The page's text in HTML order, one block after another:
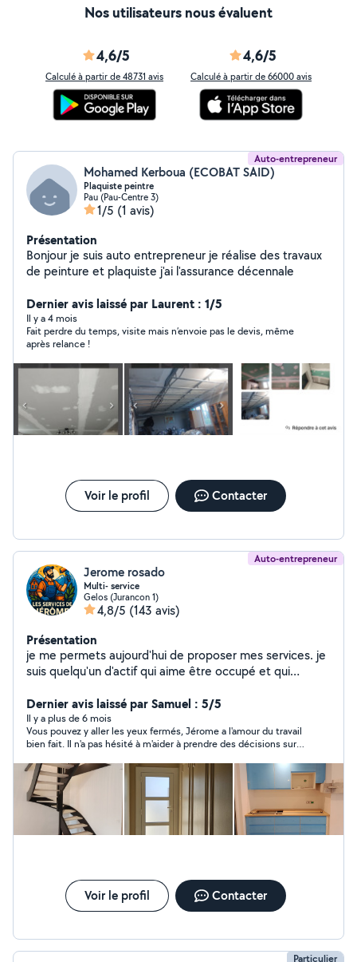
Nos utilisateurs nous évaluent
4,6/5
Calculé à partir de 48731 avis
4,6/5
Calculé à partir de 66000 avis
Auto-entrepreneur
Mohamed Kerboua (ECOBAT SAID)
Plaquiste peintre
Pau (Pau-Centre 3)
1/5 (1 avis)
Présentation
Bonjour je suis auto entrepreneur je réalise des travaux
de peinture et plaquiste j'ai l'assurance décennale
Dernier avis laissé par Laurent : 1/5
Il y a 4 mois
Fait perdre du temps, visite mais n’envoie pas le devis, même
après relance !
Voir le profil Contacter
Auto-entrepreneur
Jerome rosado
Multi- service
Gelos (Jurancon 1)
4,8/5 (143 avis)
Présentation
je me permets aujourd'hui de proposer mes services. je
suis quelqu'un d'actif qui aime être occupé et qui
étant dans le contrôle qualité je suis minutieux et très
professionnel. je propose mes services pour plusieurs
types de travaux : - montage de meuble - peinture,
papier peint, pose de parquet -ménages ( avant
emménagement, après déménagement). - remise au
propre d'un appartement avant état des lieux -
déménagement Bientôt en auto entrepreneur au cas où
cela intéresserait quelqu'un :)
Dernier avis laissé par Samuel : 5/5
Il y a plus de 6 mois
Vous pouvez y aller les yeux fermés, Jérome a l'amour du travail
bien fait. Il n'a pas hésité à m'aider à prendre des décisions sur
jusqu'à lui confier les clefs du chantier tellement il m'a
convaincu de sa bonne foi ! Des artisans comme lui ça ne cours
pas les rues ! Jérome, merci encore pour ton boulot, j'espère
retravailler avec toi à l'avenir. Sam
Voir le profil Contacter
Particulier